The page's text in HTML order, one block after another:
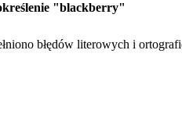
"blackberry"
błędów literowych i